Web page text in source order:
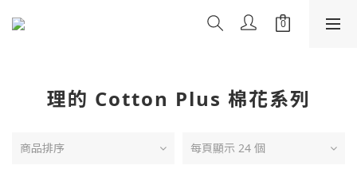
理的 Cotton Plus 棉花系列
商品排序 每頁顯示 24 個